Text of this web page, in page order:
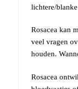
lichtere/
Rosacea kan
veel vragen
houden.
Rosacea